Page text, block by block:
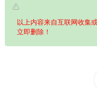
以上内容来自互联网收集
立即删除！